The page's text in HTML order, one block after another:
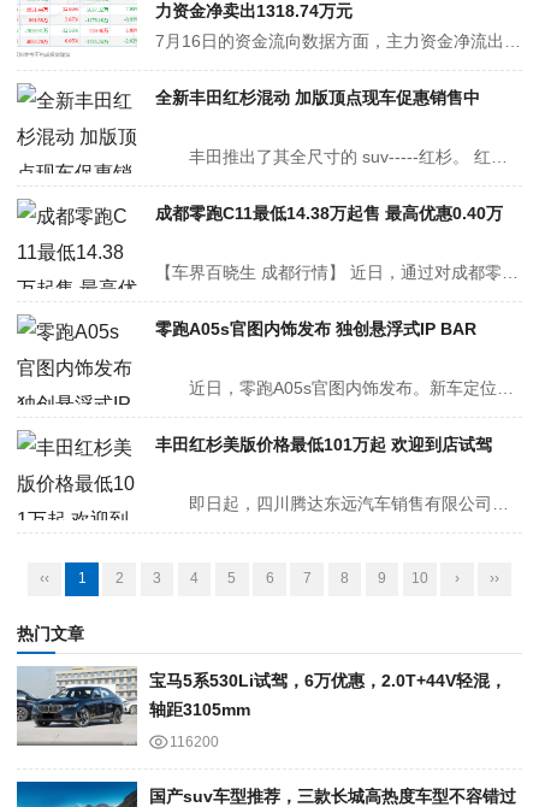
力资金净卖出1318.74万元
全新丰田红杉混动 加版顶点现车促惠销售中
成都零跑C11最低14.38万起售 最高优惠0.40万
零跑A05s官图内饰发布 独创悬浮式IP BAR
丰田红杉美版价格最低101万起 欢迎到店试驾
‹‹ 1 2 3 4 5 6 7 8 9 10 › ››
热门文章
宝马5系530Li试驾，6万优惠，2.0T+44V轻混，
轴距3105mm
116200
国产suv车型推荐，三款长城高热度车型不容错过